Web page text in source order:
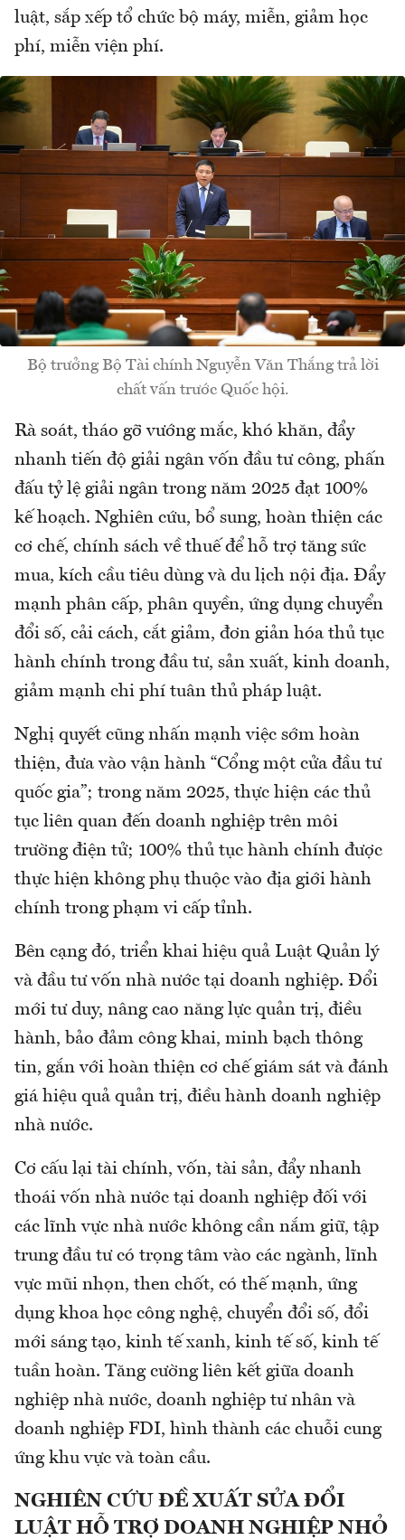
luật, sắp xếp tổ chức bộ máy, miễn, giảm học
phí, miễn viện phí.
Bộ trưởng Bộ Tài chính Nguyễn Văn Thắng trả lời
chất vấn trước Quốc hội.
Rà soát, tháo gỡ vướng mắc, khó khăn, đẩy
nhanh tiến độ giải ngân vốn đầu tư công, phấn
đấu tỷ lệ giải ngân trong năm 2025 đạt 100%
kế hoạch. Nghiên cứu, bổ sung, hoàn thiện các
cơ chế, chính sách về thuế để hỗ trợ tăng sức
mua, kích cầu tiêu dùng và du lịch nội địa. Đẩy
mạnh phân cấp, phân quyền, ứng dụng chuyển
đổi số, cải cách, cắt giảm, đơn giản hóa thủ tục
hành chính trong đầu tư, sản xuất, kinh doanh,
giảm mạnh chi phí tuân thủ pháp luật.
Nghị quyết cũng nhấn mạnh việc sớm hoàn
thiện, đưa vào vận hành “Cổng một cửa đầu tư
quốc gia”; trong năm 2025, thực hiện các thủ
tục liên quan đến doanh nghiệp trên môi
trường điện tử; 100% thủ tục hành chính được
thực hiện không phụ thuộc vào địa giới hành
chính trong phạm vi cấp tỉnh.
Bên cạng đó, triển khai hiệu quả Luật Quản lý
và đầu tư vốn nhà nước tại doanh nghiệp. Đổi
mới tư duy, nâng cao năng lực quản trị, điều
hành, bảo đảm công khai, minh bạch thông
tin, gắn với hoàn thiện cơ chế giám sát và đánh
giá hiệu quả quản trị, điều hành doanh nghiệp
nhà nước.
Cơ cấu lại tài chính, vốn, tài sản, đẩy nhanh
thoái vốn nhà nước tại doanh nghiệp đối với
các lĩnh vực nhà nước không cần nắm giữ, tập
trung đầu tư có trọng tâm vào các ngành, lĩnh
vực mũi nhọn, then chốt, có thế mạnh, ứng
dụng khoa học công nghệ, chuyển đổi số, đổi
mới sáng tạo, kinh tế xanh, kinh tế số, kinh tế
tuần hoàn. Tăng cường liên kết giữa doanh
nghiệp nhà nước, doanh nghiệp tư nhân và
doanh nghiệp FDI, hình thành các chuỗi cung
ứng khu vực và toàn cầu.
NGHIÊN CỨU ĐỀ XUẤT SỬA ĐỔI
LUẬT HỖ TRỢ DOANH NGHIỆP NHỎ